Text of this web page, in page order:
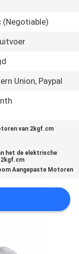
(Negotiable)
Union, Paypal
van 2kgf.cm
het de elektrische
Aangepaste Motoren